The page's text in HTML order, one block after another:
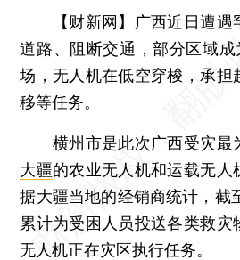
【财新网】
广西近日遭遇
道路、阻断交通，部分区域成
场，无人机在低空穿梭，承担
移等任务。
横州市是此次广西受灾最
大疆的农业无人机和运载无人
据大疆当地的经销商统计，截
累计为受困人员投送各类救灾
无人机正在灾区执行任务。